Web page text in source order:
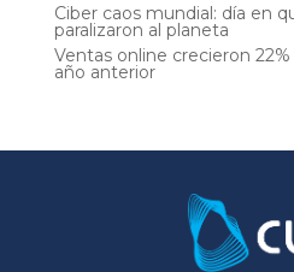
Ciber caos mundial: día en
paralizaron al planeta
Ventas online crecieron
año anterior